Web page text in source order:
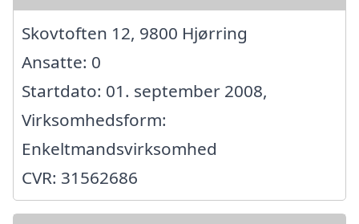
Skovtoften 12, 9800 Hjørring
Ansatte: 0
Startdato: 01. september 2008,
Virksomhedsform:
Enkeltmandsvirksomhed
CVR: 31562686